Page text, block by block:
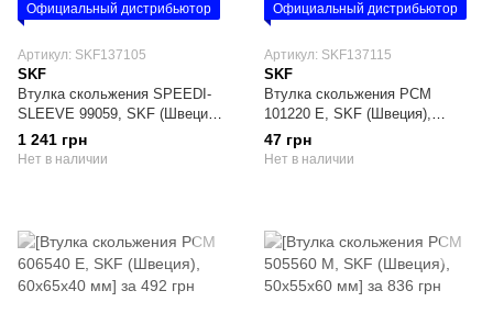
Официальный дистрибьютор
Артикул: SKF137105
SKF
Втулка скольжения SPEEDI-
SLEEVE 99059, SKF (Швеция),
15,01х19,05х8,99 мм
1 241 грн
Нет в наличии
Официальный дистрибьютор
Артикул: SKF137115
SKF
Втулка скольжения PCM
101220 E, SKF (Швеция),
10х12х20 мм
47 грн
Нет в наличии